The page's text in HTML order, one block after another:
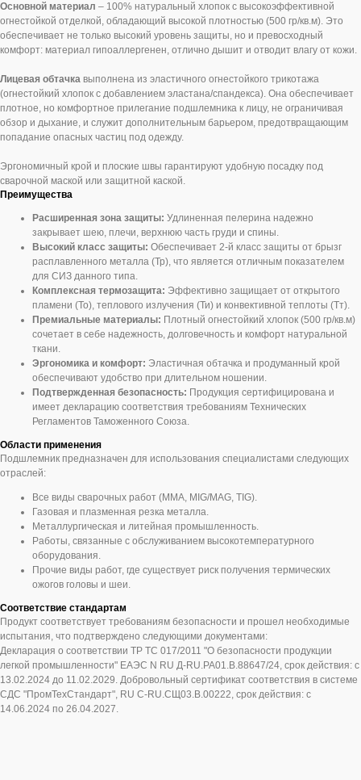
Основной материал – 100% натуральный хлопок с высокоэффективной
огнестойкой отделкой, обладающий высокой плотностью (500 гр/кв.м). Это
обеспечивает не только высокий уровень защиты, но и превосходный
комфорт: материал гипоаллергенен, отлично дышит и отводит влагу от кожи.
Лицевая обтачка выполнена из эластичного огнестойкого трикотажа
(огнестойкий хлопок с добавлением эластана/спандекса). Она обеспечивает
плотное, но комфортное прилегание подшлемника к лицу, не ограничивая
обзор и дыхание, и служит дополнительным барьером, предотвращающим
попадание опасных частиц под одежду.
Эргономичный крой и плоские швы гарантируют удобную посадку под
сварочной маской или защитной каской.
Преимущества
Расширенная зона защиты: Удлиненная пелерина надежно
закрывает шею, плечи, верхнюю часть груди и спины.
Высокий класс защиты: Обеспечивает 2-й класс защиты от брызг
расплавленного металла (Тр), что является отличным показателем
для СИЗ данного типа.
Комплексная термозащита: Эффективно защищает от открытого
пламени (То), теплового излучения (Ти) и конвективной теплоты (Тт).
Премиальные материалы: Плотный огнестойкий хлопок (500 гр/кв.м)
сочетает в себе надежность, долговечность и комфорт натуральной
ткани.
Эргономика и комфорт: Эластичная обтачка и продуманный крой
обеспечивают удобство при длительном ношении.
Подтвержденная безопасность: Продукция сертифицирована и
имеет декларацию соответствия требованиям Технических
Регламентов Таможенного Союза.
Области применения
Подшлемник предназначен для использования специалистами следующих
отраслей:
Все виды сварочных работ (MMA, MIG/MAG, TIG).
Газовая и плазменная резка металла.
Металлургическая и литейная промышленность.
Работы, связанные с обслуживанием высокотемпературного
оборудования.
Прочие виды работ, где существует риск получения термических
ожогов головы и шеи.
Соответствие стандартам
Продукт соответствует требованиям безопасности и прошел необходимые
испытания, что подтверждено следующими документами:
Декларация о соответствии ТР ТС 017/2011 "О безопасности продукции
легкой промышленности" ЕАЭС N RU Д-RU.PA01.B.88647/24, cрок действия: с
13.02.2024 до 11.02.2029. Добровольный сертификат соответствия в системе
СДС "ПромТехСтандарт", RU C-RU.СЩ03.В.00222, cрок действия: с
14.06.2024 по 26.04.2027.